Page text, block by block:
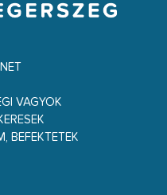
VAGYOK
BEFEKTETEK